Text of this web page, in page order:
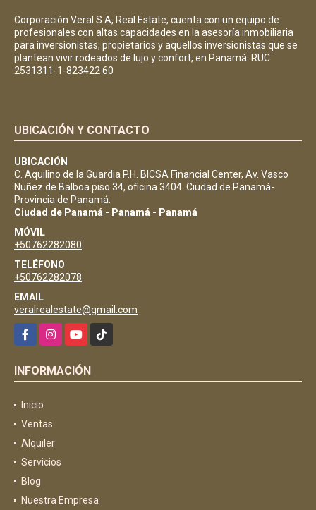
Corporación Veral S A, Real Estate, cuenta con un equipo de
profesionales con altas capacidades en la asesoría inmobiliaria
para inversionistas, propietarios y aquellos inversionistas que se
plantean vivir rodeados de lujo y confort, en Panamá. RUC
2531311-1-823422 60
UBICACIÓN Y CONTACTO
UBICACIÓN
C. Aquilino de la Guardia P.H. BICSA Financial Center, Av. Vasco
Nuñez de Balboa piso 34, oficina 3404. Ciudad de Panamá-
Provincia de Panamá.
Ciudad de Panamá - Panamá - Panamá
MÓVIL
+50762282080
TELÉFONO
+50762282078
EMAIL
veralrealestate@gmail.com
FacebookInstagramYouTubeTikTok
INFORMACIÓN
Inicio
Ventas
Alquiler
Servicios
Blog
Nuestra Empresa